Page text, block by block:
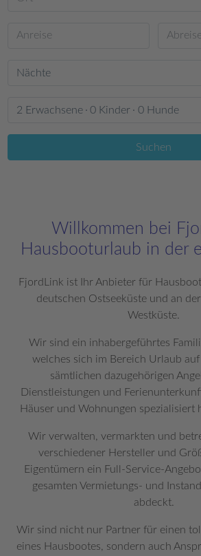
2 Erwachsene 0 Kinder 0 Hunde
Suchen
Willkommen bei
Hausbooturlaub in der
FjordLink ist Ihr Anbieter für
deutschen Ostseeküste und an
Westküste.
Wir sind ein inhabergeführtes
welches sich im Bereich Urlaub auf
sämtlichen dazugehörigen
Dienstleistungen und
Häuser und Wohnungen spezialisiert
Wir verwalten, vermarkten und
verschiedener Hersteller und
Eigentümern ein Full-Service-
gesamten Vermietungs- und
abdeckt.
Wir sind nicht nur Partner für einen
eines Hausbootes, sondern auch